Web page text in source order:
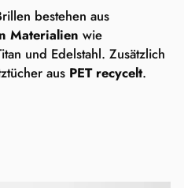
bestehen aus
Materialien wie
und Edelstahl. Zusätzlich
aus PET recycelt.